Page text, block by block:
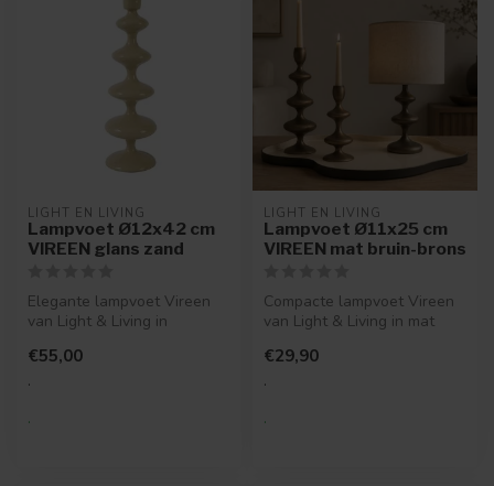
LIGHT EN LIVING
Lampvoet Ø12x42 cm
VIREEN glans zand
Elegante lampvoet Vireen
van Light & Living in
keramiek. Sl...
€55,00
.
.
LIGHT EN LIVING
Lampvoet Ø11x25 cm
VIREEN mat bruin-brons
Compacte lampvoet Vireen
van Light & Living in mat
uitstral...
€29,90
.
.